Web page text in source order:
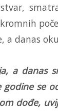
danas
a danas
godine se
dođe,